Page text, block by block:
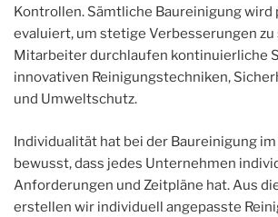
Kontrollen. Sämtliche Baureinigung
evaluiert, um stetige Verbesserungen zu
Mitarbeiter durchlaufen kontinuierliche
innovativen Reinigungstechniken,
und Umweltschutz.
Individualität hat bei der Baureinigung
bewusst, dass jedes Unternehmen
Anforderungen und Zeitpläne hat. Aus
erstellen wir individuell angepasste